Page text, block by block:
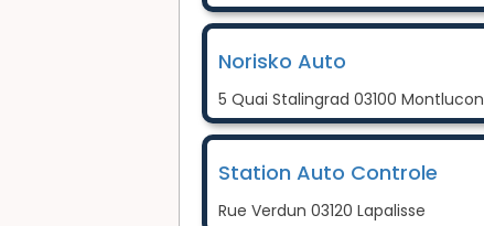
Norisko Auto
5 Quai Stalingrad 03100 Montlucon
Station Auto Controle
Rue Verdun 03120 Lapalisse